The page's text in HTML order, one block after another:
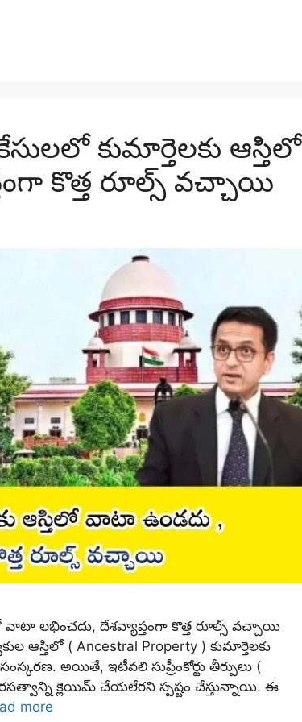
కుమార్తెలకు ఆస్తిలో
కొత్త రూల్స్ వచ్చాయి
వాటా లభించదు, దేశవ్యాప్తంగా కొత్త రూల్స్ వచ్చాయి
ఆస్తిలో ( Ancestral Property ) కుమార్తెలకు
అయితే, ఇటీవలి సుప్రీంకోర్టు తీర్పులు (
క్లెయిమ్ చేయలేరని స్పష్టం చేస్తున్నాయి. ఈ
more